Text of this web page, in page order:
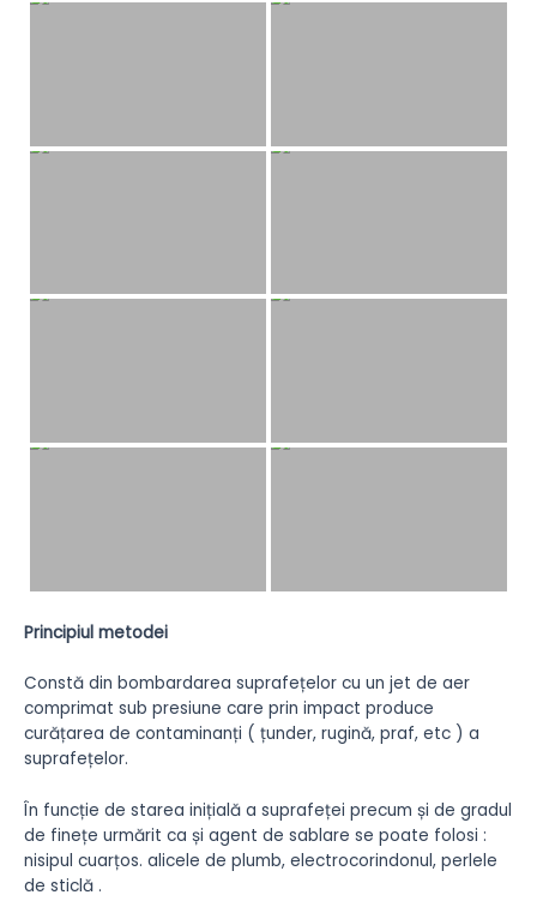
Principiul metodei
Constă din bombardarea suprafețelor cu un jet de aer
comprimat sub presiune care prin impact produce
curățarea de contaminanți ( țunder, rugină, praf, etc ) a
suprafețelor.
În funcție de starea inițială a suprafeței precum și de gradul
de finețe urmărit ca și agent de sablare se poate folosi :
nisipul cuarțos. alicele de plumb, electrocorindonul, perlele
de sticlă .